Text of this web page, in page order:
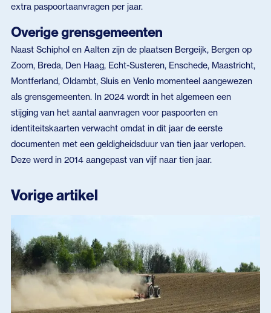
extra paspoortaanvragen per jaar.
Overige grensgemeenten
Naast Schiphol en Aalten zijn de plaatsen Bergeijk, Bergen op
Zoom, Breda, Den Haag, Echt-Susteren, Enschede, Maastricht,
Montferland, Oldambt, Sluis en Venlo momenteel aangewezen
als grensgemeenten. In 2024 wordt in het algemeen een
stijging van het aantal aanvragen voor paspoorten en
identiteitskaarten verwacht omdat in dit jaar de eerste
documenten met een geldigheidsduur van tien jaar verlopen.
Deze werd in 2014 aangepast van vijf naar tien jaar.
Vorige artikel